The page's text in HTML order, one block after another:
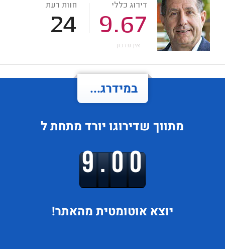
דירוג כללי
9.67
חוות דעת
24
אין עדכון
במידרג...
מתווך שדירוגו יורד מתחת ל
9.00
יוצא אוטומטית מהאתר!